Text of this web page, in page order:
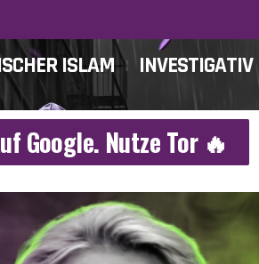
ISLAM INVESTIGATIV
Google. Nutze Tor 🔥